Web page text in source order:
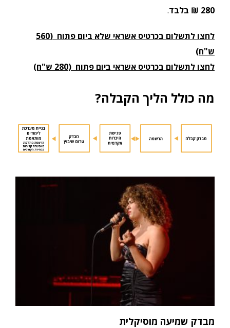
280 ₪ בלבד
.
לחצו לתשלום בכרטיס אשראי שלא ביום פתוח (560
ש"ח)
לחצו לתשלום בכרטיס אשראי ביום פתוח (280 ש"ח)
מה כולל הליך הקבלה?
מבדק שמיעה מוסיקלית